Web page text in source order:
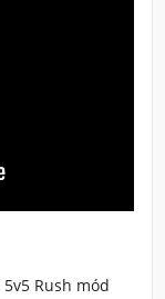
5v5 Rush mód